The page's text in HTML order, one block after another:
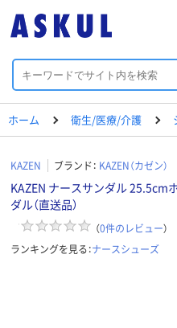
ホーム 衛生/医療/介護
KAZEN ブランド： KAZEN（カゼン）
KAZEN ナースサンダル
ダル（直送品）
（0件のレビュー）
ランキングを見る：ナースシューズ